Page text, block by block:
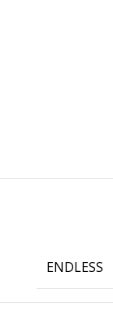
ENDLESS